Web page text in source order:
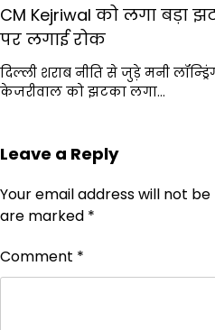
CM Kejriwal को लगा बड़ा
पर लगाई रोक
दिल्ली शराब नीति से जुड़े मनी
केजरीवाल को झटका लगा…
Leave a Reply
Your email address will not be
are marked *
Comment *